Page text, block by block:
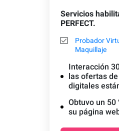
Servicios
PERFECT.
Probador
Maquillaje
Interacción
las ofertas
digitales
Obtuvo un 50
su página